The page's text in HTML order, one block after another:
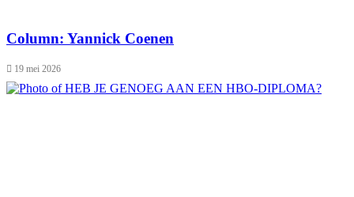
Column: Yannick Coenen
19 mei 2026